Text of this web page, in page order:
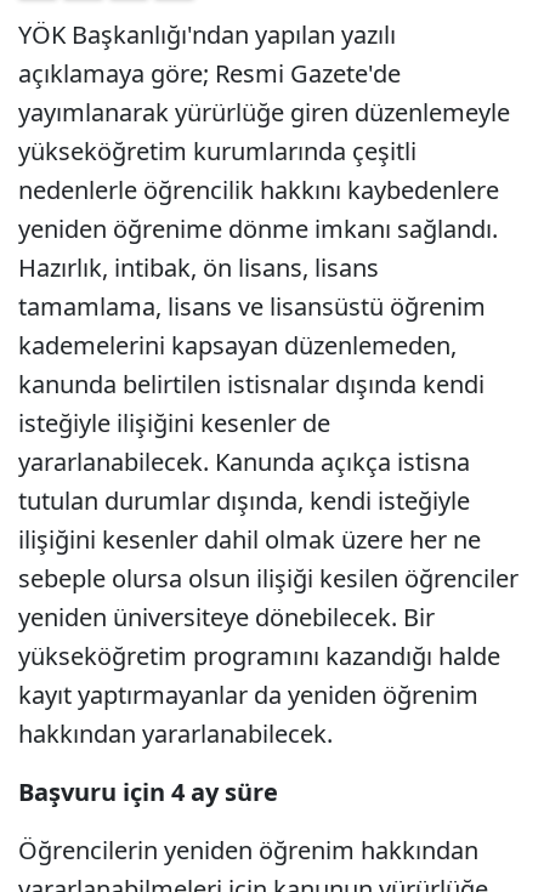
YÖK Başkanlığı'ndan yapılan yazılı
açıklamaya göre; Resmi Gazete'de
yayımlanarak yürürlüğe giren düzenlemeyle
yükseköğretim kurumlarında çeşitli
nedenlerle öğrencilik hakkını kaybedenlere
yeniden öğrenime dönme imkanı sağlandı.
Hazırlık, intibak, ön lisans, lisans
tamamlama, lisans ve lisansüstü öğrenim
kademelerini kapsayan düzenlemeden,
kanunda belirtilen istisnalar dışında kendi
isteğiyle ilişiğini kesenler de
yararlanabilecek. Kanunda açıkça istisna
tutulan durumlar dışında, kendi isteğiyle
ilişiğini kesenler dahil olmak üzere her ne
sebeple olursa olsun ilişiği kesilen öğrenciler
yeniden üniversiteye dönebilecek. Bir
yükseköğretim programını kazandığı halde
kayıt yaptırmayanlar da yeniden öğrenim
hakkından yararlanabilecek.
Başvuru için 4 ay süre
Öğrencilerin yeniden öğrenim hakkından